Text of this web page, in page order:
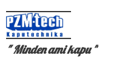
" Minden ami kapu "